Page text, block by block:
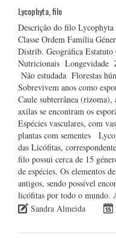
Lycophyta, filo
Descrição do filo
Classe Ordem Família
Distrib. Geográfica Estatuto
Nutricionais Longevidade
Não estudada Florestas
Sobrevivem anos como
Caule subterrânea (rizoma),
axilas se encontram os
Espécies vasculares, com
plantas com sementes
das Licófitas,
filo possui cerca de 15
de espécies. Os elementos
antigos, sendo possível
licófitas por todo o mundo.
Sandra Almeida